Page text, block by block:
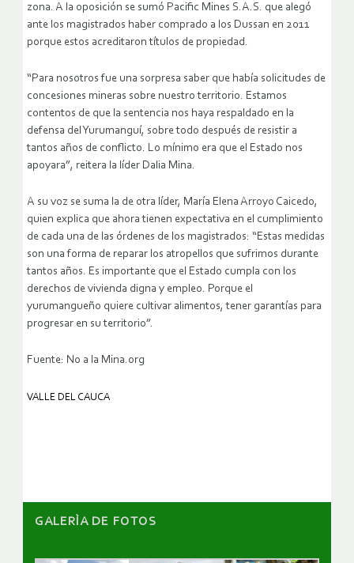
zona. A la oposición se sumó Pacific Mines S.A.S. que alegó
ante los magistrados haber comprado a los Dussan en 2011
porque estos acreditaron títulos de propiedad.
“Para nosotros fue una sorpresa saber que había solicitudes de
concesiones mineras sobre nuestro territorio. Estamos
contentos de que la sentencia nos haya respaldado en la
defensa del Yurumanguí, sobre todo después de resistir a
tantos años de conflicto. Lo mínimo era que el Estado nos
apoyara”, reitera la líder Dalia Mina.
A su voz se suma la de otra líder, María Elena Arroyo Caicedo,
quien explica que ahora tienen expectativa en el cumplimiento
de cada una de las órdenes de los magistrados: “Estas medidas
son una forma de reparar los atropellos que sufrimos durante
tantos años. Es importante que el Estado cumpla con los
derechos de vivienda digna y empleo. Porque el
yurumangueño quiere cultivar alimentos, tener garantías para
progresar en su territorio”.
Fuente: No a la Mina.org
VALLE DEL CAUCA
GALERÌA DE FOTOS